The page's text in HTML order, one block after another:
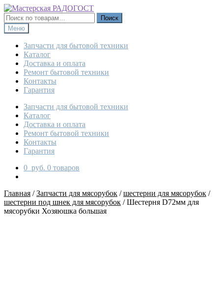
Перейти
к
навигации
Перейти
к
содержимому
Искать:
Поиск
Меню
Запчасти для бытовой техники
Каталог
Доставка и оплата
Ремонт бытовой техники
Контакты
Гарантия
Запчасти для бытовой техники
Каталог
Доставка и оплата
Ремонт бытовой техники
Контакты
Гарантия
0 руб. 0 товаров
Главная /Запчасти для мясорубок /шестерни для мясорубок /
шестерни под шнек для мясорубок /Шестерня D72мм для
мясорубки Хозяюшка большая